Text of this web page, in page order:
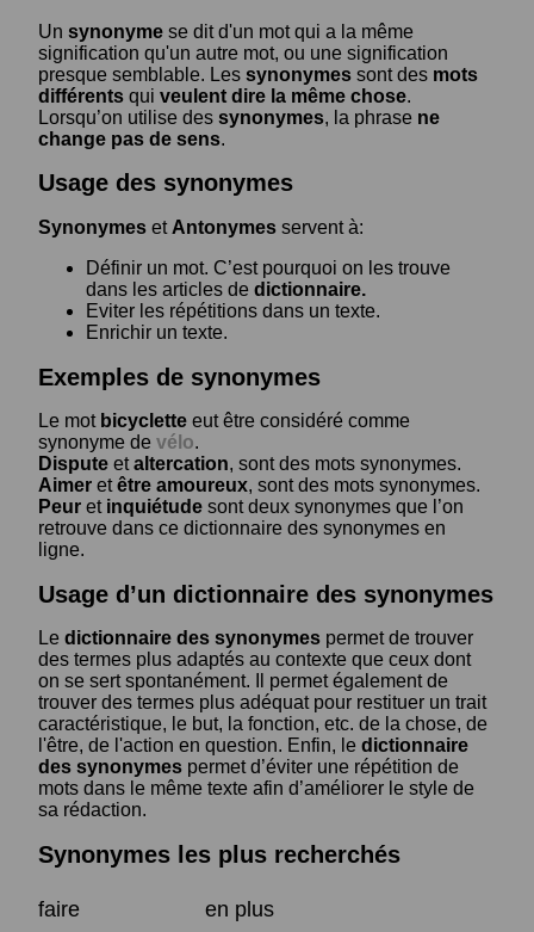
Un synonyme se dit d'un mot qui a la même
signification qu'un autre mot, ou une signification
presque semblable. Les synonymes sont des mots
différents qui veulent dire la même chose.
Lorsqu’on utilise des synonymes, la phrase ne
change pas de sens.
Usage des synonymes
Synonymes et Antonymes servent à:
Définir un mot. C’est pourquoi on les trouve
dans les articles de dictionnaire.
Eviter les répétitions dans un texte.
Enrichir un texte.
Exemples de synonymes
Le mot bicyclette eut être considéré comme
synonyme de vélo.
Dispute etaltercation, sont des mots synonymes.
Aimer etêtre amoureux, sont des mots synonymes.
Peur et inquiétude sont deux synonymes que l’on
retrouve dans ce dictionnaire des synonymes en
ligne.
Usage d’un dictionnaire des synonymes
Le dictionnaire des synonymes permet de trouver
des termes plus adaptés au contexte que ceux dont
on se sert spontanément. Il permet également de
trouver des termes plus adéquat pour restituer un trait
caractéristique, le but, la fonction, etc. de la chose, de
l'être, de l'action en question. Enfin, le dictionnaire
des synonymes permet d’éviter une répétition de
mots dans le même texte afin d’améliorer le style de
sa rédaction.
Synonymes les plus recherchés
faire
en plus